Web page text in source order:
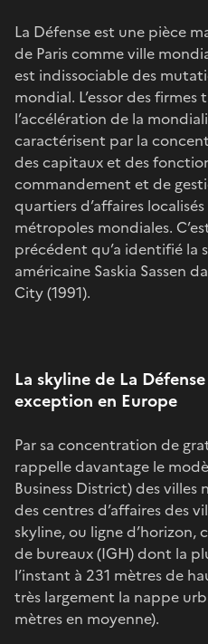
La Défense est une pièce
de Paris comme ville
est indissociable des
mondial. L’essor des
l’accélération de la
caractérisent par la
des capitaux et des
commandement et de
quartiers d’affaires
métropoles mondiales.
précédent qu’a identifié la
américaine Saskia Sassen
City (1991).
La skyline de La
exception en Europe
Par sa concentration de
rappelle davantage le
Business District) des villes
des centres d’affaires des
skyline, ou ligne
de bureaux (IGH) dont la
l’instant à 231 mètres de
très largement la nappe
mètres en moyenne).